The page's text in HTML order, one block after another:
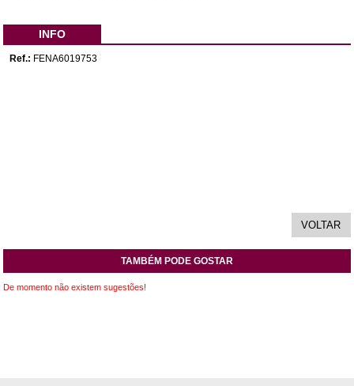
INFO
Ref.: FENA6019753
TAMBÉM PODE GOSTAR
De momento não existem sugestões!